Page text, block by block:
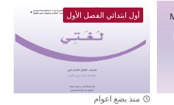
أول ابتدائي الفصل الأول
منذ بضع اعوام